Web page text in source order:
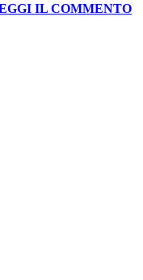
IL COMMENTO